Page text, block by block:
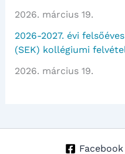
2026. március 19.
2026-2027. évi
(SEK) kollégiumi
2026. március 19.
Facebook